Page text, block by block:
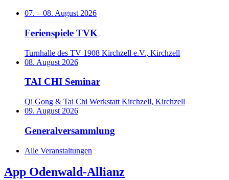
07. – 08. August 2026
Ferienspiele TVK
Turnhalle des TV 1908 Kirchzell e.V., Kirchzell
08. August 2026
TAI CHI Seminar
Qi Gong & Tai Chi Werkstatt Kirchzell, Kirchzell
09. August 2026
Generalversammlung
Alle Veranstaltungen
App Odenwald-Allianz